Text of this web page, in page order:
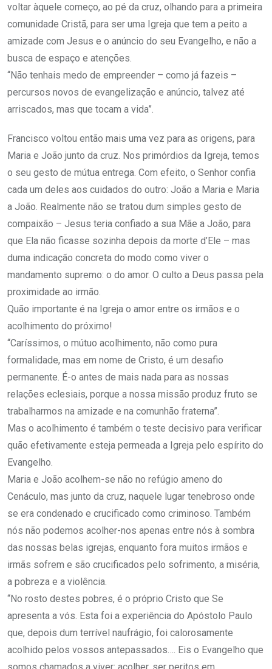
voltar àquele começo, ao pé da cruz, olhando para a primeira
comunidade Cristã, para ser uma Igreja que tem a peito a
amizade com Jesus e o anúncio do seu Evangelho, e não a
busca de espaço e atenções.
“Não tenhais medo de empreender – como já fazeis –
percursos novos de evangelização e anúncio, talvez até
arriscados, mas que tocam a vida”.
Francisco voltou então mais uma vez para as origens, para
Maria e João junto da cruz. Nos primórdios da Igreja, temos
o seu gesto de mútua entrega. Com efeito, o Senhor confia
cada um deles aos cuidados do outro: João a Maria e Maria
a João. Realmente não se tratou dum simples gesto de
compaixão – Jesus teria confiado a sua Mãe a João, para
que Ela não ficasse sozinha depois da morte d’Ele – mas
duma indicação concreta do modo como viver o
mandamento supremo: o do amor. O culto a Deus passa pela
proximidade ao irmão.
Quão importante é na Igreja o amor entre os irmãos e o
acolhimento do próximo!
“Caríssimos, o mútuo acolhimento, não como pura
formalidade, mas em nome de Cristo, é um desafio
permanente. É-o antes de mais nada para as nossas
relações eclesiais, porque a nossa missão produz fruto se
trabalharmos na amizade e na comunhão fraterna”.
Mas o acolhimento é também o teste decisivo para verificar
quão efetivamente esteja permeada a Igreja pelo espírito do
Evangelho.
Maria e João acolhem-se não no refúgio ameno do
Cenáculo, mas junto da cruz, naquele lugar tenebroso onde
se era condenado e crucificado como criminoso. Também
nós não podemos acolher-nos apenas entre nós à sombra
das nossas belas igrejas, enquanto fora muitos irmãos e
irmãs sofrem e são crucificados pelo sofrimento, a miséria,
a pobreza e a violência.
“No rosto destes pobres, é o próprio Cristo que Se
apresenta a vós. Esta foi a experiência do Apóstolo Paulo
que, depois dum terrível naufrágio, foi calorosamente
acolhido pelos vossos antepassados…. Eis o Evangelho que